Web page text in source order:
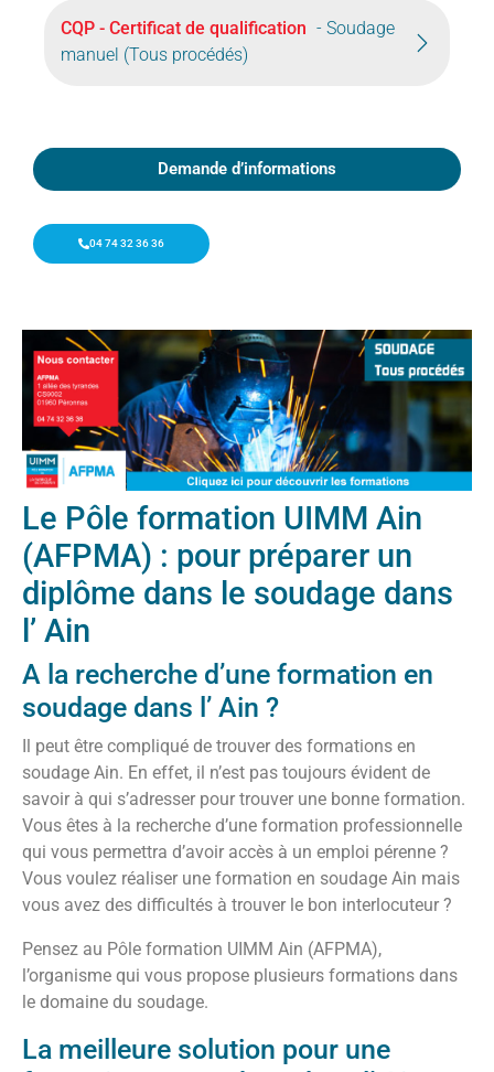
CQP - Certificat de qualification - Soudage
manuel (Tous procédés)
Demande d’informations
04 74 32 36 36
Le Pôle formation UIMM Ain
(AFPMA) : pour préparer un
diplôme dans le soudage dans
l’ Ain
A la recherche d’une formation en
soudage dans l’ Ain ?
Il peut être compliqué de trouver des formations en
soudage Ain. En effet, il n’est pas toujours évident de
savoir à qui s’adresser pour trouver une bonne formation.
Vous êtes à la recherche d’une formation professionnelle
qui vous permettra d’avoir accès à un emploi pérenne ?
Vous voulez réaliser une formation en soudage Ain mais
vous avez des difficultés à trouver le bon interlocuteur ?
Pensez au Pôle formation UIMM Ain (AFPMA),
l’organisme qui vous propose plusieurs formations dans
le domaine du soudage.
La meilleure solution pour une